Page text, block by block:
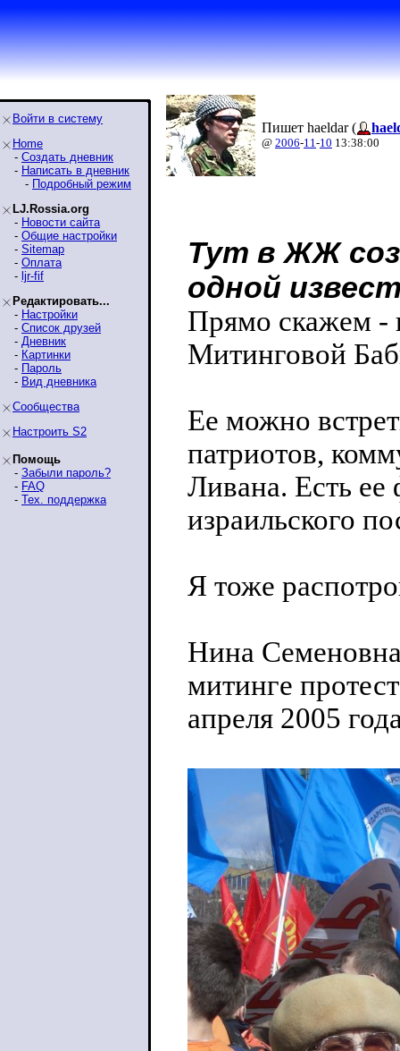
Войти в систему
Home
- Создать дневник
- Написать в дневник
- Подробный режим
LJ.Rossia.org
- Новости сайта
- Общие настройки
- Sitemap
- Оплата
- ljr-fif
Редактировать...
- Настройки
- Список друзей
- Дневник
- Картинки
- Пароль
- Вид дневника
Сообщества
Настроить S2
Помощь
- Забыли пароль?
- FAQ
- Тех. поддержка
Пишет haeldar (
@ 2006-11-10 13:38:00
Тут в ЖЖ
одной
Прямо скажем -
Митинговой
Ее можно
патриотов,
Ливана. Есть
израильского
Я тоже
Нина
митинге
апреля 2005